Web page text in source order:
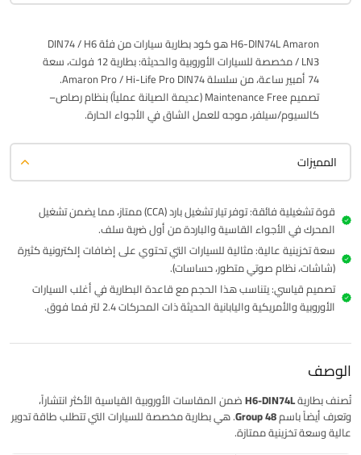
H6-DIN74L Amaron هو كود بطارية سيارات من فئة DIN74 / H6
/ LN3 مخصصة للسيارات الأوروبية والحديثة: بطارية 12 فولت، سعة
74 أمبير ساعة، من سلسلة Amaron Pro / Hi-Life Pro DIN74.
تصميم Maintenance Free (عديمة الصيانة عملياً) بنظام رصاص–
كالسيوم/سيلفر، موجه للعمل الشاق في الأجواء الحارة.
المميزات
قوة تشغيلية فائقة: توفر تيار تشغيل بارد (CCA) ممتاز، مما يضمن تشغيل
المحرك في الأجواء القاسية والباردة من أول ضربة سلف.
سعة تخزينية عالية: مثالية للسيارات التي تحتوي على إضافات إلكترونية كثيرة
(شاشات، نظام صوتي متطور، حساسات).
تصميم قياسي: يتناسب هذا الحجم مع قاعدة البطارية في أغلب السيارات
الأوروبية والأمريكية واليابانية الحديثة ذات المحركات 2.4 لتر فما فوق.
الوصف
تُصنف بطاريةH6-DIN74Lضمن المقاسات الأوروبية القياسية الأكثر انتشاراً،
وتعرف أيضاً باسمGroup 48. هي بطارية مخصصة للسيارات التي تتطلب طاقة تدوير
عالية وسعة تخزينية ممتازة.